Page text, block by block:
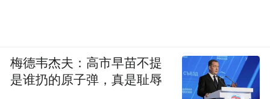
梅德韦杰夫：高市早苗不提
是谁扔的原子弹，真是耻辱